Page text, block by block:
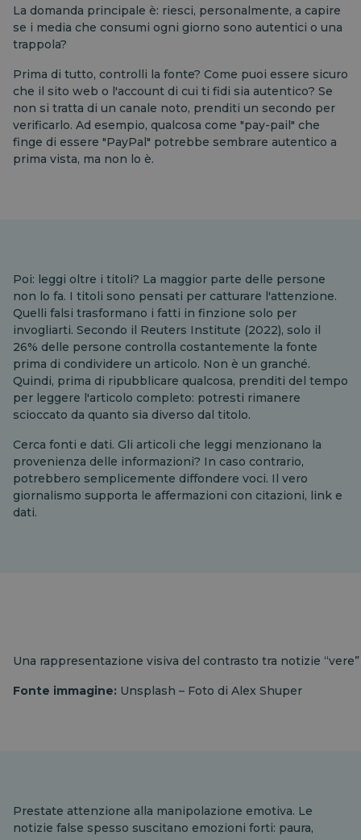
La domanda principale è: riesci, personalmente, a capire
se i media che consumi ogni giorno sono autentici o una
trappola?
Prima di tutto, controlli la fonte? Come puoi essere sicuro
che il sito web o l'account di cui ti fidi sia autentico? Se
non si tratta di un canale noto, prenditi un secondo per
verificarlo. Ad esempio, qualcosa come "pay-pail" che
finge di essere "PayPal" potrebbe sembrare autentico a
prima vista, ma non lo è.
Poi: leggi oltre i titoli? La maggior parte delle persone
non lo fa. I titoli sono pensati per catturare l'attenzione.
Quelli falsi trasformano i fatti in finzione solo per
invogliarti. Secondo il Reuters Institute (2022), solo il
26% delle persone controlla costantemente la fonte
prima di condividere un articolo. Non è un granché.
Quindi, prima di ripubblicare qualcosa, prenditi del tempo
per leggere l'articolo completo: potresti rimanere
scioccato da quanto sia diverso dal titolo.
Cerca fonti e dati. Gli articoli che leggi menzionano la
provenienza delle informazioni? In caso contrario,
potrebbero semplicemente diffondere voci. Il vero
giornalismo supporta le affermazioni con citazioni, link e
dati.
Una rappresentazione visiva del contrasto tra notizie
Fonte immagine: Unsplash – Foto di Alex Shuper
Prestate attenzione alla manipolazione emotiva. Le
notizie false spesso suscitano emozioni forti: paura,